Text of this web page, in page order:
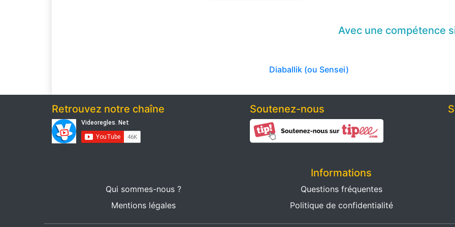
Avec une compétence
Diaballik (ou Sensei)
Retrouvez notre chaîne Soutenez-nous
Informations
Qui sommes-nous ? Questions fréquentes
Mentions légales
Politique de confidentialité